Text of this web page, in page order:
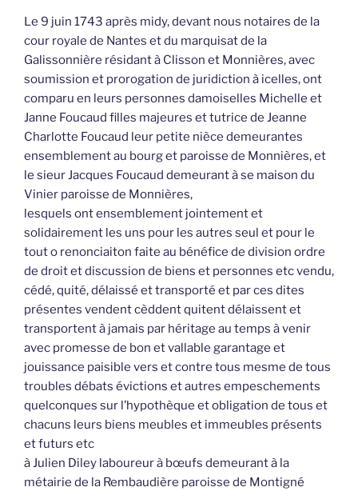
Le 9 juin 1743 après midy, devant nous notaires de la
cour royale de Nantes et du marquisat de la
Galissonnière résidant à Clisson et Monnières, avec
soumission et prorogation de juridiction à icelles, ont
comparu en leurs personnes damoiselles Michelle et
Janne Foucaud filles majeures et tutrice de Jeanne
Charlotte Foucaud leur petite nièce demeurantes
ensemblement au bourg et paroisse de Monnières, et
le sieur Jacques Foucaud demeurant à se maison du
Vinier paroisse de Monnières,
lesquels ont ensemblement jointement et
solidairement les uns pour les autres seul et pour le
tout o renonciaiton faite au bénéfice de division ordre
de droit et discussion de biens et personnes etc vendu,
cédé, quité, délaissé et transporté et par ces dites
présentes vendent cèddent quitent délaissent et
transportent à jamais par héritage au temps à venir
avec promesse de bon et vallable garantage et
jouissance paisible vers et contre tous mesme de tous
troubles débats évictions et autres empeschements
quelconques sur l’hypothèque et obligation de tous et
chacuns leurs biens meubles et immeubles présents
et futurs etc
à Julien Diley laboureur à bœufs demeurant à la
métairie de la Rembaudière paroisse de Montigné